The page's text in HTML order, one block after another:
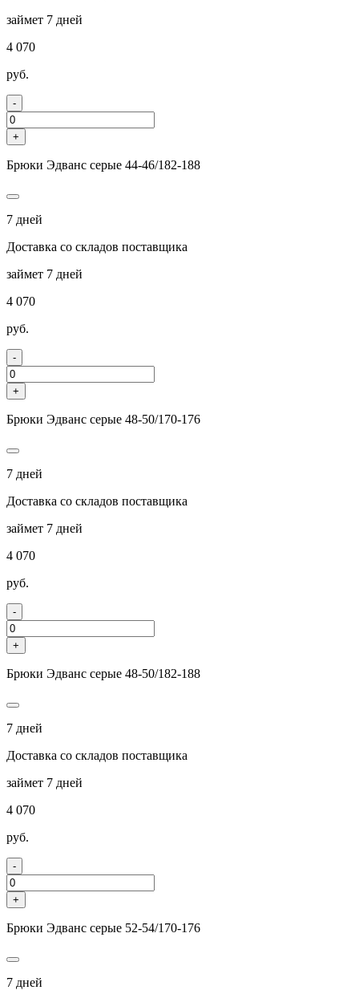
займет 7 дней
4 070
руб.
-
+
Брюки Эдванс серые 44-46/182-188
7 дней
Доставка со складов поставщика
займет 7 дней
4 070
руб.
-
+
Брюки Эдванс серые 48-50/170-176
7 дней
Доставка со складов поставщика
займет 7 дней
4 070
руб.
-
+
Брюки Эдванс серые 48-50/182-188
7 дней
Доставка со складов поставщика
займет 7 дней
4 070
руб.
-
+
Брюки Эдванс серые 52-54/170-176
7 дней